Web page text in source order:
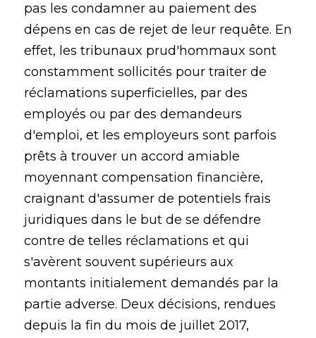
pas les condamner au paiement des
dépens en cas de rejet de leur requête. En
effet, les tribunaux prud'hommaux sont
constamment sollicités pour traiter de
réclamations superficielles, par des
employés ou par des demandeurs
d'emploi, et les employeurs sont parfois
prêts à trouver un accord amiable
moyennant compensation financière,
craignant d'assumer de potentiels frais
juridiques dans le but de se défendre
contre de telles réclamations et qui
s'avèrent souvent supérieurs aux
montants initialement demandés par la
partie adverse. Deux décisions, rendues
depuis la fin du mois de juillet 2017,